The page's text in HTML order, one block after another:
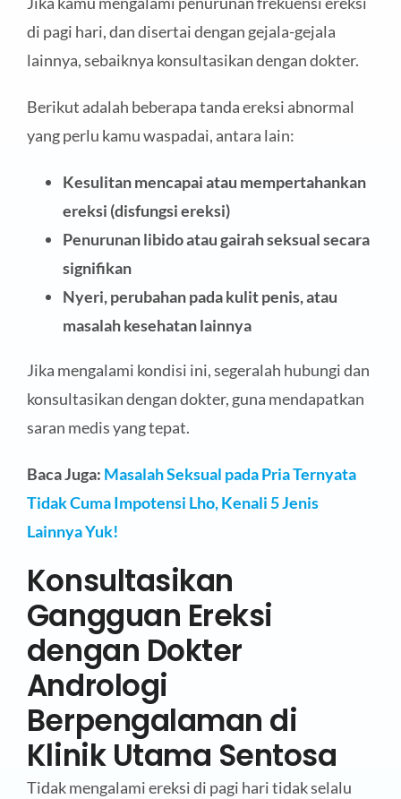
di pagi hari, dan disertai dengan gejala-gejala
lainnya, sebaiknya konsultasikan dengan dokter.
Berikut adalah beberapa tanda ereksi abnormal
yang perlu kamu waspadai, antara lain:
Kesulitan mencapai atau mempertahankan
ereksi (disfungsi ereksi)
Penurunan libido atau gairah seksual secara
signifikan
Nyeri, perubahan pada kulit penis, atau
masalah kesehatan lainnya
Jika mengalami kondisi ini, segeralah hubungi dan
konsultasikan dengan dokter, guna mendapatkan
saran medis yang tepat.
Baca Juga: Masalah Seksual pada Pria Ternyata
Tidak Cuma Impotensi Lho, Kenali 5 Jenis
Lainnya Yuk!
Konsultasikan
Gangguan Ereksi
dengan Dokter
Andrologi
Berpengalaman di
Klinik Utama Sentosa
Tidak mengalami ereksi di pagi hari tidak selalu